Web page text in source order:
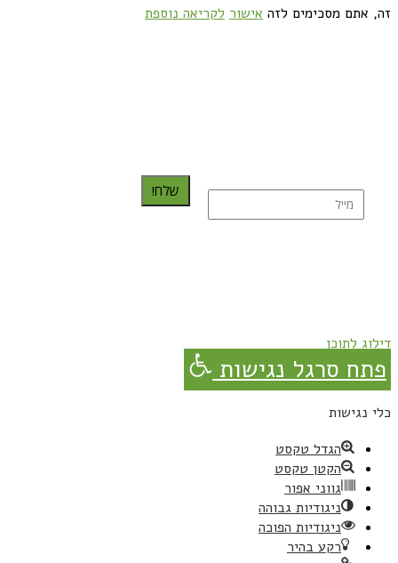
זה, אתם מסכימים לזה אישור לקריאה נוספת
שלח!
דילוג לתוכן
פתח סרגל נגישות
כלי נגישות
הגדל טקסט
הקטן טקסט
גווני אפור
ניגודיות גבוהה
ניגודיות הפוכה
רקע בהיר